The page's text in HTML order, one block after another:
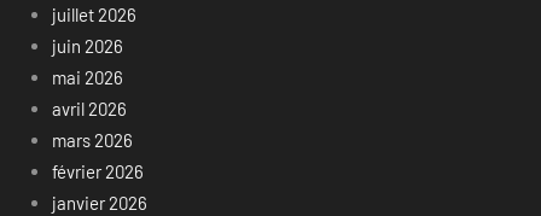
juillet 2026
juin 2026
mai 2026
avril 2026
mars 2026
février 2026
janvier 2026